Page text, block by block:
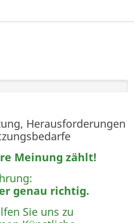
Herausforderungen
Meinung zählt!
genau richtig.
Sie uns zu